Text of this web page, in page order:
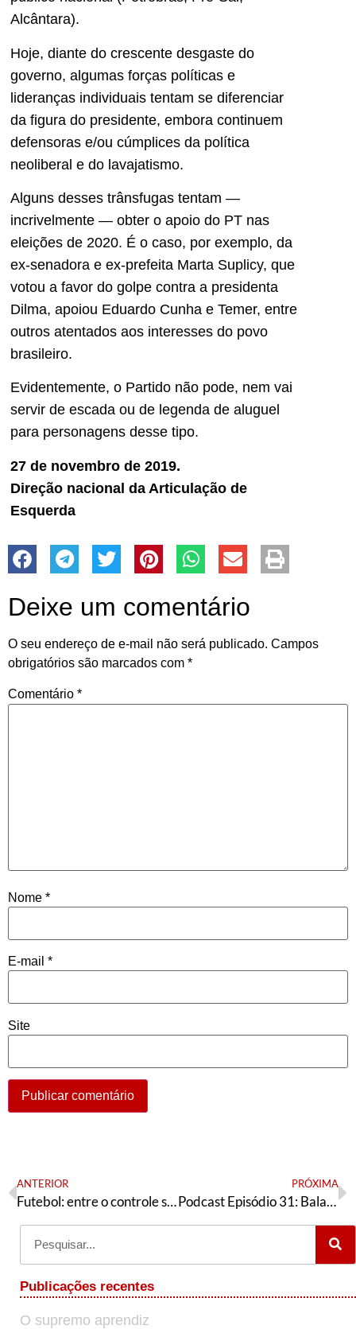
Alcântara).
Hoje, diante do crescente desgaste do
governo, algumas forças políticas e
lideranças individuais tentam se diferenciar
da figura do presidente, embora continuem
defensoras e/ou cúmplices da política
neoliberal e do lavajatismo.
Alguns desses trânsfugas tentam —
incrivelmente — obter o apoio do PT nas
eleições de 2020. É o caso, por exemplo, da
ex-senadora e ex-prefeita Marta Suplicy, que
votou a favor do golpe contra a presidenta
Dilma, apoiou Eduardo Cunha e Temer, entre
outros atentados aos interesses do povo
brasileiro.
Evidentemente, o Partido não pode, nem vai
servir de escada ou de legenda de aluguel
para personagens desse tipo.
27 de novembro de 2019.
Direção nacional da Articulação de
Esquerda
Deixe um comentário
O seu endereço de e-mail não será publicado. Campos
obrigatórios são marcados com *
Comentário *
Nome *
E-mail *
Site
ANTERIOR
Futebol: entre o controle social e a mobilização popular
PRÓXIMA
Podcast Episódio 31: Balanço do 7º Congresso – 1ª Parte
Publicações recentes
O supremo aprendiz